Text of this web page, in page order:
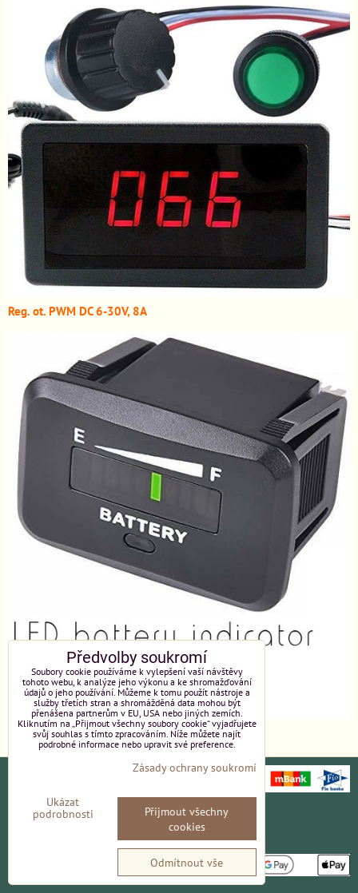
Reg. ot. PWM DC 6-30V, 8A
Ochrana osobních údajů
Platební údaje
Reklamace
Předvolby soukromí
Soubory cookie používáme k vylepšení vaší návštěvy
tohoto webu, k analýze jeho výkonu a ke shromažďování
údajů o jeho používání. Můžeme k tomu použít nástroje a
služby třetích stran a shromážděná data mohou být
přenášena partnerům v EU, USA nebo jiných zemích.
Kliknutím na „Přijmout všechny soubory cookie“ vyjadřujete
svůj souhlas s tímto zpracováním. Níže můžete najít
podrobné informace nebo upravit své preference.
Zásady ochrany soukromí
Ukázat
podrobnosti
Přijmout všechny
cookies
Odmítnout vše